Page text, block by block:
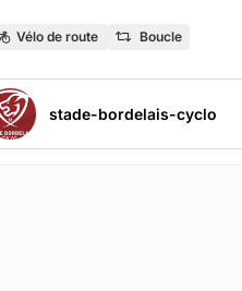
Vélo de route Boucle
stade-bordelais-cyclo